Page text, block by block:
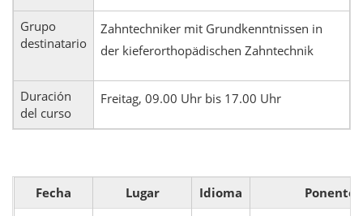
Grupo
destinatario
Zahntechniker mit Grundkenntnissen in
der kieferorthopädischen Zahntechnik
Duración
del curso
Freitag, 09.00 Uhr bis 17.00 Uhr
Fecha Lugar Idioma
Ponente